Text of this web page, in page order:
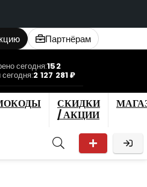
Партнёрам
сегодня:152
2 127 281 ₽
СКИДКИ
/ АКЦИИ